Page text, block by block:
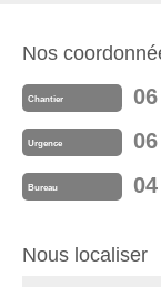
Nos
Chantier
Urgence
Bureau
Nous localiser